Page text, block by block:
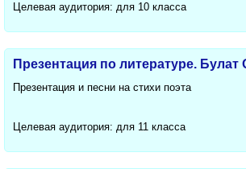
Целевая аудитория: для 10 класса
Презентация по литературе. Булат
Презентация и песни на стихи поэта
Целевая аудитория: для 11 класса